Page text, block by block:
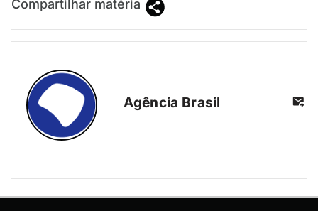
Compartilhar matéria
Agência Brasil